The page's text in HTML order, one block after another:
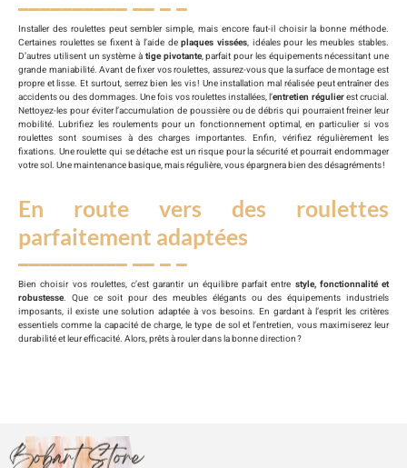
Installer des roulettes peut sembler simple, mais encore faut-il choisir la bonne méthode.
Certaines roulettes se fixent à l’aide deplaques vissées, idéales pour les meubles stables.
D’autres utilisent un système à tige pivotante, parfait pour les équipements nécessitant une
grande maniabilité. Avant de fixer vos roulettes, assurez-vous que la surface de montage est
propre et lisse. Et surtout, serrez bien les vis ! Une installation mal réalisée peut entraîner des
accidents ou des dommages. Une fois vos roulettes installées, l’entretien régulierest crucial.
Nettoyez-les pour éviter l’accumulation de poussière ou de débris qui pourraient freiner leur
mobilité. Lubrifiez les roulements pour un fonctionnement optimal, en particulier si vos
roulettes sont soumises à des charges importantes. Enfin, vérifiez régulièrement les
fixations. Une roulette qui se détache est un risque pour la sécurité et pourrait endommager
votre sol. Une maintenance basique, mais régulière, vous épargnera bien des désagréments !
En route vers des roulettes
parfaitement adaptées
Bien choisir vos roulettes, c’est garantir un équilibre parfait entre style, fonctionnalité et
robustesse. Que ce soit pour des meubles élégants ou des équipements industriels
imposants, il existe une solution adaptée à vos besoins. En gardant à l’esprit les critères
essentiels comme la capacité de charge, le type de sol et l’entretien, vous maximiserez leur
durabilité et leur efficacité. Alors, prêts à rouler dans la bonne direction ?